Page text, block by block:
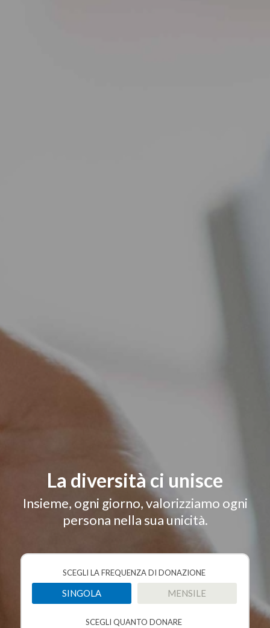
La diversità ci unisce
Insieme, ogni giorno, valorizziamo ogni
persona nella sua unicità.
SCEGLI LA FREQUENZA DI DONAZIONE
SINGOLA MENSILE
SCEGLI QUANTO DONARE